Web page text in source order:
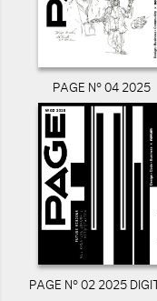
PAGE N° 04 2025
PAGE N° 02 2025